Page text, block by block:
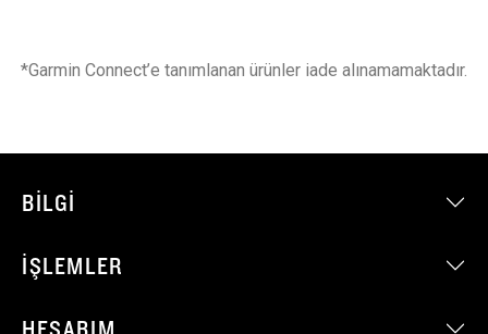
*Garmin Connect’e tanımlanan ürünler iade alınamamaktadır.
BILGI
İŞLEMLER